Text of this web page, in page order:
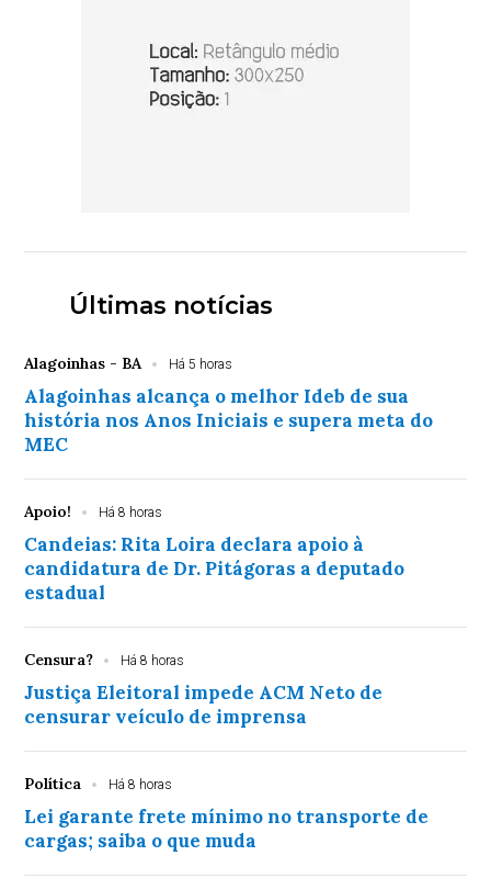
Últimas notícias
Alagoinhas - BA Há 5 horas
Alagoinhas alcança o melhor Ideb de sua
história nos Anos Iniciais e supera meta do
MEC
Apoio! Há 8 horas
Candeias: Rita Loira declara apoio à
candidatura de Dr. Pitágoras a deputado
estadual
Censura? Há 8 horas
Justiça Eleitoral impede ACM Neto de
censurar veículo de imprensa
Política Há 8 horas
Lei garante frete mínimo no transporte de
cargas; saiba o que muda